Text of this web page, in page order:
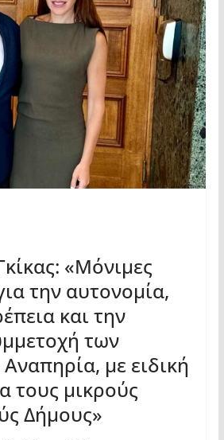
«Μόνιμες
την αυτονομία,
και την
των
με ειδική
τους μικρούς
Δήμους»